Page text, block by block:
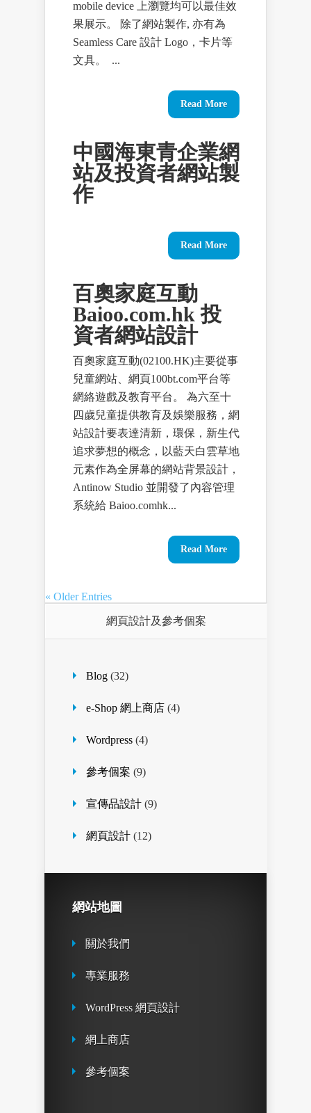
mobile device 上瀏覽均可以最佳效
果展示。 除了網站製作, 亦有為
Seamless Care 設計 Logo，卡片等
文具。 ...
Read More
中國海東青企業網
站及投資者網站製
作
Read More
百奧家庭互動
Baioo.com.hk 投
資者網站設計
百奧家庭互動(02100.HK)主要從事
兒童網站、網頁100bt.com平台等
網絡遊戲及教育平台。 為六至十
四歲兒童提供教育及娛樂服務，網
站設計要表達清新，環保，新生代
追求夢想的概念，以藍天白雲草地
元素作為全屏幕的網站背景設計，
Antinow Studio 並開發了內容管理
系統給 Baioo.comhk...
Read More
« Older Entries
網頁設計及參考個案
Blog (32)
e-Shop 網上商店 (4)
Wordpress (4)
參考個案 (9)
宣傳品設計 (9)
網頁設計 (12)
網站地圖
關於我們
專業服務
WordPress 網頁設計
網上商店
參考個案